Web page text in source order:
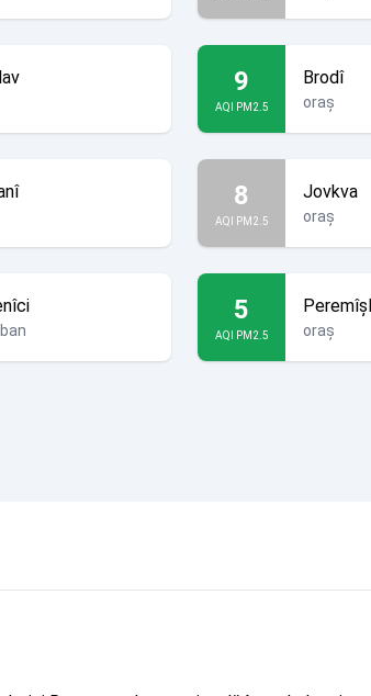
9
AQI PM2.5
Brodî
oraș
8
AQI PM2.5
Jovkva
oraș
5
AQI PM2.5 oraș